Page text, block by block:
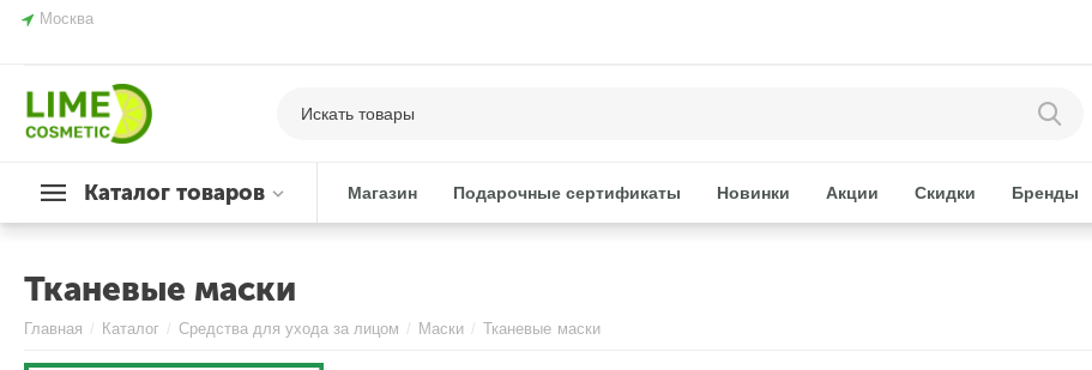
Москва
Каталог товаров Магазин Подарочные сертификаты Новинки Акции Скидки Бренды
Тканевые маски
Главная / Каталог / Средства для ухода за лицом / Маски / Тканевые маски